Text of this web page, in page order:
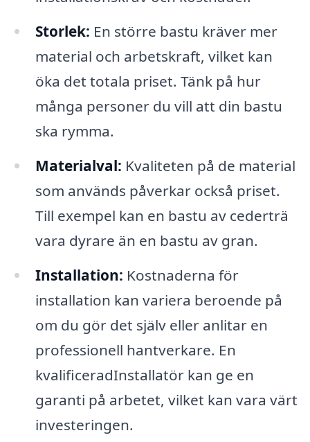
Storlek: En större bastu kräver mer
material och arbetskraft, vilket kan
öka det totala priset. Tänk på hur
många personer du vill att din bastu
ska rymma.
Materialval: Kvaliteten på de material
som används påverkar också priset.
Till exempel kan en bastu av cederträ
vara dyrare än en bastu av gran.
Installation: Kostnaderna för
installation kan variera beroende på
om du gör det själv eller anlitar en
professionell hantverkare. En
kvalificeradInstallatör kan ge en
garanti på arbetet, vilket kan vara värt
investeringen.